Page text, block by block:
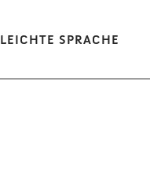
LEICHTE SPRACHE